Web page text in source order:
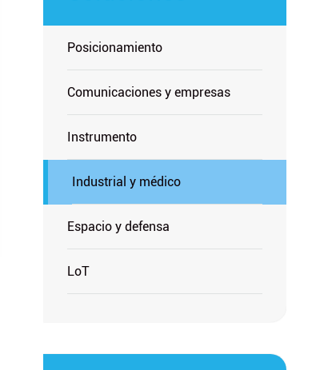
Posicionamiento
Comunicaciones y empresas
Instrumento
Industrial y médico
Espacio y defensa
LoT